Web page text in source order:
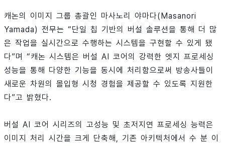
캐논의 이미지 그룹 총괄인 마사노리 야마다(Masanori
Yamada) 전무는 “단일 칩 기반의 버설 솔루션을 통해 더 많
은 작업을 실시간으로 수행하는 시스템을 구현할 수 있게 됐
다”며 “캐논 시스템은 버설 AI 코어의 강력한 엣지 프로세싱
성능을 통해 다양한 기능을 동시에 처리함으로써 방송사들이
새로운 차원의 몰입형 시청 경험을 제공할 수 있도록 지원한
다”고 밝혔다.
버설 AI 코어 시리즈의 고성능 및 초저지연 프로세싱 능력은
이미지 처리 시간을 크게 단축해, 기존 아키텍처에서 수 분 이